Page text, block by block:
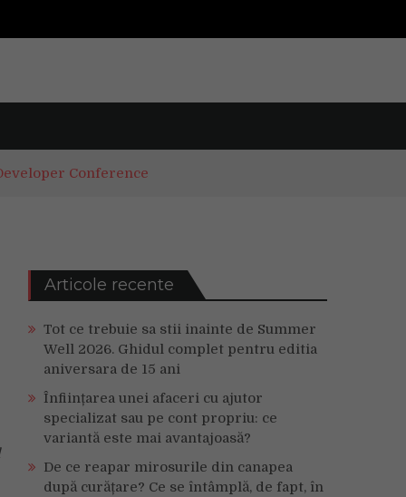
Conference
Articole recente
Tot ce trebuie sa stii inainte de Summer
Well 2026. Ghidul complet pentru editia
aniversara de 15 ani
Înființarea unei afaceri cu ajutor
specializat sau pe cont propriu: ce
variantă este mai avantajoasă?
De ce reapar mirosurile din canapea
după curățare? Ce se întâmplă, de fapt, în